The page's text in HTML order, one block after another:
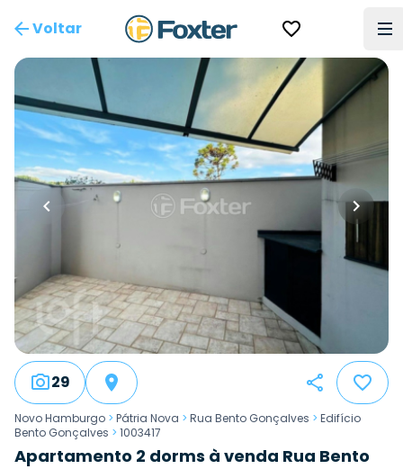
Voltar
29
Novo Hamburgo > Pátria Nova > Rua Bento Gonçalves > Edifício
Bento Gonçalves > 1003417
Apartamento 2 dorms à venda Rua Bento